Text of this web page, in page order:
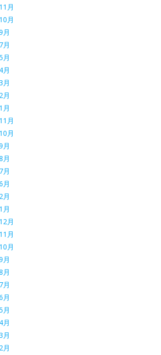
月
月
月
月
月
月
月
月
月
月
月
月
月
月
月
月
月
月
月
月
月
月
月
月
月
月
月
月